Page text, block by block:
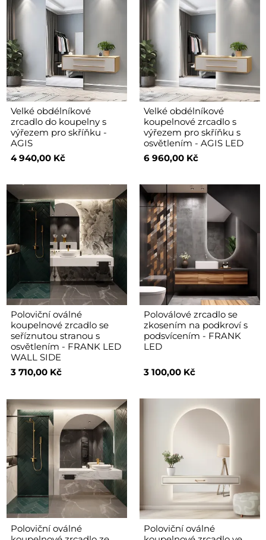
Velké obdélníkové
zrcadlo do koupelny s
výřezem pro skříňku -
AGIS
4 940,00 Kč
Velké obdélníkové
koupelnové zrcadlo s
výřezem pro skříňku s
osvětlením - AGIS LED
6 960,00 Kč
Poloviční oválné
koupelnové zrcadlo se
seříznutou stranou s
osvětlením - FRANK LED
WALL SIDE
3 710,00 Kč
Poloválové zrcadlo se
zkosením na podkroví s
podsvícením - FRANK
LED
3 100,00 Kč
Poloviční oválné
Poloviční oválné